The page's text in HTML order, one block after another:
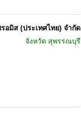
อมิส (ประเทศไทย) จำกัด
จังหวัด สุพรรณบุรี